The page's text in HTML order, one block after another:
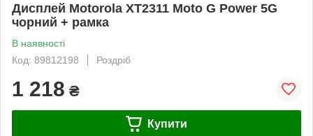
Дисплей Motorola XT2311 Moto G Power 5G
чорний + рамка
В наявності
Код: 89812198
Роздріб
1 218 ₴
Купити